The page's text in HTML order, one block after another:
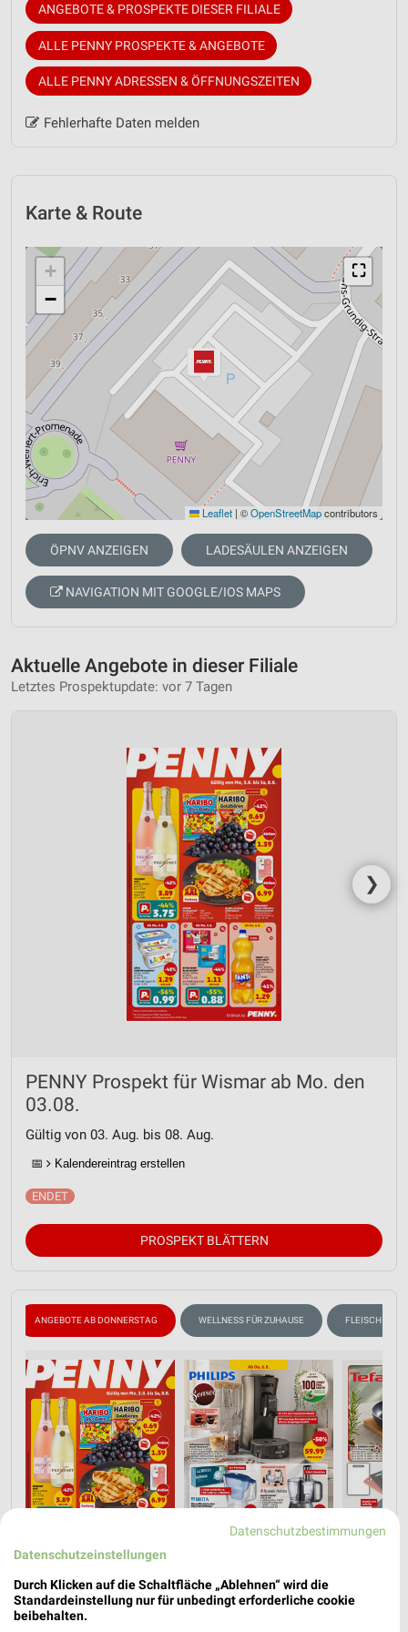
ANGEBOTE & PROSPEKTE DIESER FILIALE
ALLE PENNY PROSPEKTE & ANGEBOTE
ALLE PENNY ADRESSEN & ÖFFNUNGSZEITEN
Fehlerhafte Daten melden
Karte & Route
⛶
+
−
Leaflet | ©OpenStreetMapcontributors
ÖPNV ANZEIGEN LADESÄULEN ANZEIGEN
NAVIGATION MIT GOOGLE/IOS MAPS
Aktuelle Angebote in dieser Filiale
Letztes Prospektupdate: vor 7 Tagen
❯
PENNY Prospekt für Wismar ab Mo. den
03.08.
Gültig von 03. Aug. bis 08. Aug.
📅 Kalendereintrag erstellen
PROSPEKT BLÄTTERN
ANGEBOTE AB DONNERSTAG WELLNESS FÜR ZUHAUSE FLEISCH &
Datenschutzbestimmungen
Datenschutzeinstellungen
Durch Klicken auf die Schaltfläche „Ablehnen“ wird die
Standardeinstellung nur für unbedingt erforderliche cookie
beibehalten.